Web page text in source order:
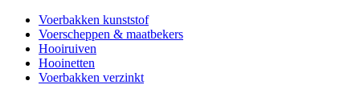
Voerbakken kunststof
Voerscheppen & maatbekers
Hooiruiven
Hooinetten
Voerbakken verzinkt